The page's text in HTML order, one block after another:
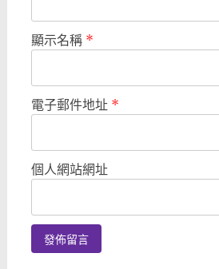
顯示名稱 *
電子郵件地址 *
個人網站網址